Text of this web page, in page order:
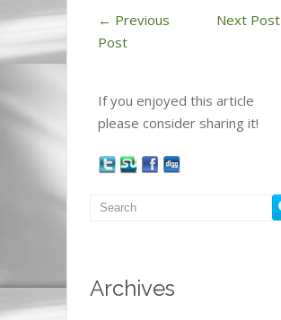
← Previous
Post
Next Post
If you enjoyed this article
please consider sharing it!
Archives